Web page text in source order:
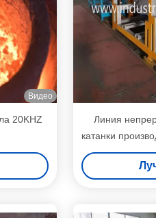
Видео
20KHZ
Линия
катанки
для